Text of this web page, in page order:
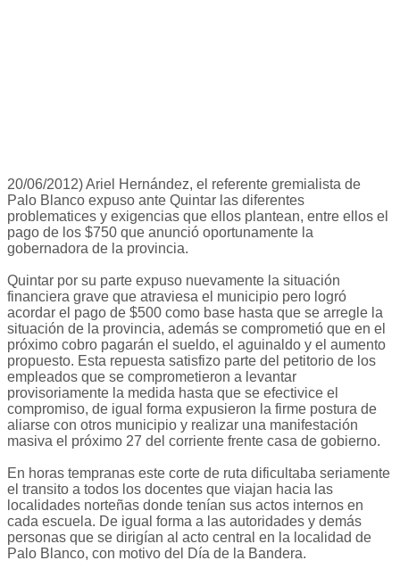
20/06/2012) Ariel Hernández, el referente gremialista de
Palo Blanco expuso ante Quintar las diferentes
problematices y exigencias que ellos plantean, entre ellos el
pago de los $750 que anunció oportunamente la
gobernadora de la provincia.
Quintar por su parte expuso nuevamente la situación
financiera grave que atraviesa el municipio pero logró
acordar el pago de $500 como base hasta que se arregle la
situación de la provincia, además se comprometió que en el
próximo cobro pagarán el sueldo, el aguinaldo y el aumento
propuesto. Esta repuesta satisfizo parte del petitorio de los
empleados que se comprometieron a levantar
provisoriamente la medida hasta que se efectivice el
compromiso, de igual forma expusieron la firme postura de
aliarse con otros municipio y realizar una manifestación
masiva el próximo 27 del corriente frente casa de gobierno.
En horas tempranas este corte de ruta dificultaba seriamente
el transito a todos los docentes que viajan hacia las
localidades norteñas donde tenían sus actos internos en
cada escuela. De igual forma a las autoridades y demás
personas que se dirigían al acto central en la localidad de
Palo Blanco, con motivo del Día de la Bandera.